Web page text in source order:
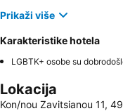
Prikaži više
Karakteristike hotela
LGBTK+ osobe su
Lokacija
Kon/nou Zavitsianou 11,